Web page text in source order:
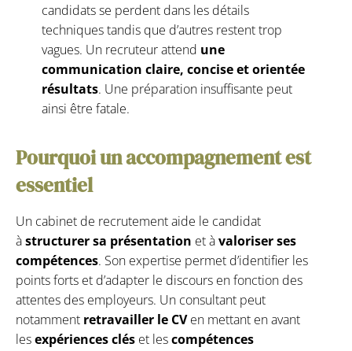
candidats se perdent dans les détails
techniques tandis que d’autres restent trop
vagues. Un recruteur attend une
communication claire, concise et orientée
résultats. Une préparation insuffisante peut
ainsi être fatale.
Pourquoi un accompagnement est
essentiel
Un cabinet de recrutement aide le candidat
àstructurer sa présentation et àvaloriser ses
compétences. Son expertise permet d’identifier les
points forts et d’adapter le discours en fonction des
attentes des employeurs. Un consultant peut
notamment retravailler le CVen mettant en avant
lesexpériences clés et lescompétences